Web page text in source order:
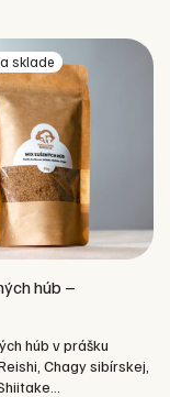
húb –
húb v prášku
Chagy sibírskej,